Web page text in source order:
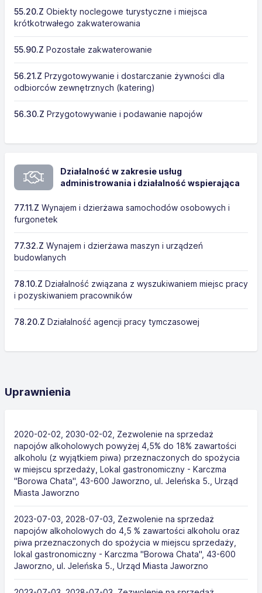
55.20.Z Obiekty noclegowe turystyczne i miejsca
krótkotrwałego zakwaterowania
55.90.Z Pozostałe zakwaterowanie
56.21.Z Przygotowywanie i dostarczanie żywności dla
odbiorców zewnętrznych (katering)
56.30.Z Przygotowywanie i podawanie napojów
Działalność w zakresie usług
administrowania i działalność wspierająca
77.11.Z Wynajem i dzierżawa samochodów osobowych i
furgonetek
77.32.Z Wynajem i dzierżawa maszyn i urządzeń
budowlanych
78.10.Z Działalność związana z wyszukiwaniem miejsc pracy
i pozyskiwaniem pracowników
78.20.Z Działalność agencji pracy tymczasowej
Uprawnienia
2020-02-02, 2030-02-02, Zezwolenie na sprzedaż
napojów alkoholowych powyżej 4,5% do 18% zawartości
alkoholu (z wyjątkiem piwa) przeznaczonych do spożycia
w miejscu sprzedaży, Lokal gastronomiczny - Karczma
"Borowa Chata", 43-600 Jaworzno, ul. Jeleńska 5., Urząd
Miasta Jaworzno
2023-07-03, 2028-07-03, Zezwolenie na sprzedaż
napojów alkoholowych do 4,5 % zawartości alkoholu oraz
piwa przeznaczonych do spożycia w miejscu sprzedaży,
lokal gastronomiczny - Karczma "Borowa Chata", 43-600
Jaworzno, ul. Jeleńska 5., Urząd Miasta Jaworzno